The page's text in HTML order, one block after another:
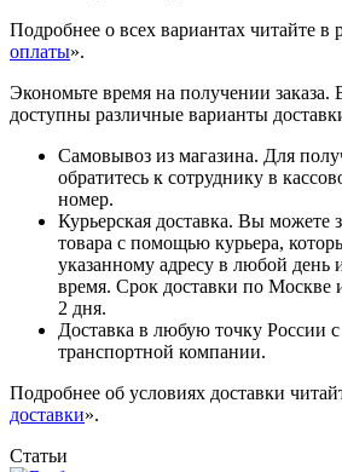
Подробнее о всех вариантах читайте в
оплаты».
Экономьте время на получении заказа.
доступны различные варианты
Самовывоз из магазина. Для
обратитесь к сотруднику в
номер.
Курьерская доставка. Вы можете
товара с помощью курьера,
указанному адресу в любой день
время. Срок доставки по Москве
2 дня.
Доставка в любую точку России
транспортной компании.
Подробнее об условиях доставки
доставки».
Статьи